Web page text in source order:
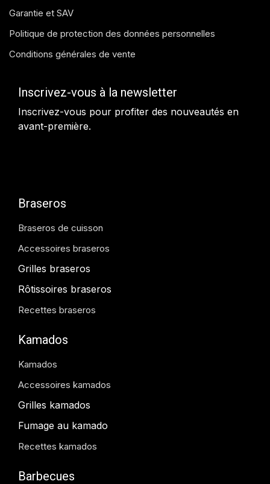
Garantie et SAV
Politique de protection des données personnelles
Conditions générales de vente
Inscrivez-vous à la newsletter
Inscrivez-vous pour profiter des nouveautés en
avant-première.
Braseros
Braseros de cuisson
Accessoires braseros
Grilles braseros
Rôtissoires braseros
Recettes braseros
Kamados
Kamados
Accessoires kamados
Grilles kamados
Fumage au kamado
Recettes kamados
Barbecues